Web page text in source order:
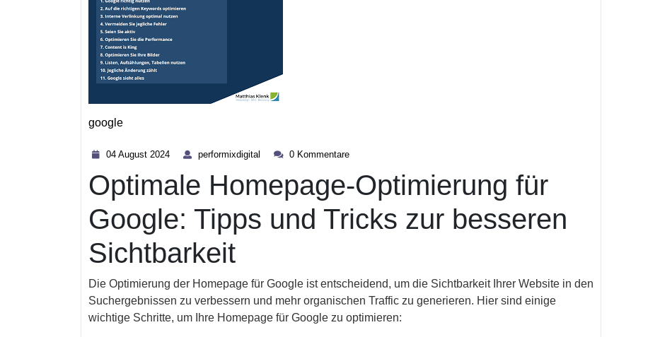
google
04 August 2024
2024
performixdigital performixdigital
0 Kommentare
Optimale Homepage-Optimierung für
Google: Tipps und Tricks zur besseren
Sichtbarkeit
Die Optimierung der Homepage für Google ist entscheidend, um die Sichtbarkeit Ihrer Website in den
Suchergebnissen zu verbessern und mehr organischen Traffic zu generieren. Hier sind einige
wichtige Schritte, um Ihre Homepage für Google zu optimieren: